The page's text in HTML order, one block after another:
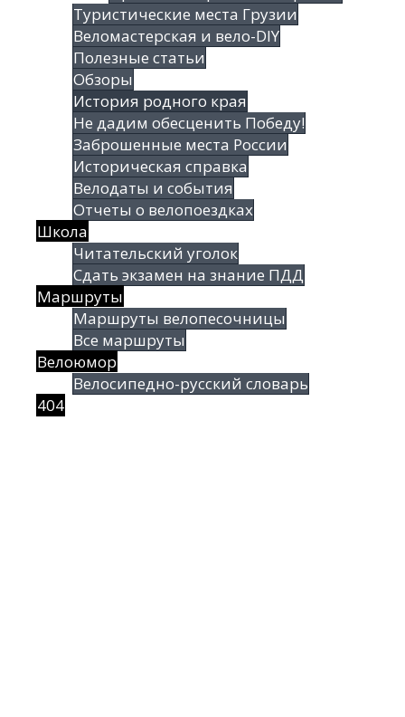
Туристические места Грузии
Веломастерская и вело-DIY
Полезные статьи
Обзоры
История родного края
Не дадим обесценить Победу!
Заброшенные места России
Историческая справка
Велодаты и события
Отчеты о велопоездках
Школа
Читательский уголок
Сдать экзамен на знание ПДД
Маршруты
Маршруты велопесочницы
Все маршруты
Велоюмор
Велосипедно-русский словарь
404